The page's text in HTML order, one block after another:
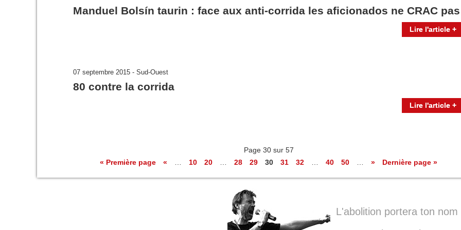
Manduel Bolsín taurin : face aux anti-corrida les aficionados ne CRAC pas
Lire l'article +
07 septembre 2015 - Sud-Ouest
80 contre la corrida
Lire l'article +
Page 30 sur 57
« Première page
« 10 20 28 29 30 31 32 40 50 » Dernière page »
L'abolition portera ton nom